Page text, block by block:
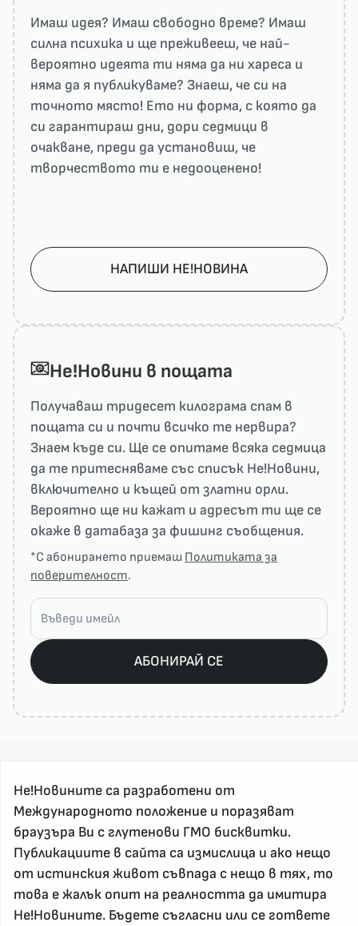
Имаш идея? Имаш свободно време? Имаш
силна психика и ще преживееш, че най-
вероятно идеята ти няма да ни харесa и
няма да я публикуваме? Знаеш, че си на
точното място! Ето ни форма, с която да
си гарантираш дни, дори седмици в
очакване, преди да установиш, че
творчеството ти е недооценено!
НАПИШИ НЕ!НОВИНА
He!Новини в пощата
Получаваш тридесет килограма спам в
пощата си и почти всичко те нервира?
Знаем къде си. Ще се опитаме всяка седмица
да те притесняваме със списък He!Новини,
включително и къщей от златни орли.
Вероятно ще ни кажат и адресът ти ще се
окаже в датабаза за фишинг съобщения.
*С абонирането приемаш Политиката за
поверителност.
АБОНИРАЙ СЕ
За реклама и връзка с нас, пишете на
nenovinite@gmail.com
Контакт
За нас
Не!Новините са разработени от
Международното положение и поразяват
браузъра Ви с глутенови ГМО бисквитки.
Публикациите в сайта са измислица и ако нещо
от истинския живот съвпада с нещо в тях, то
това е жалък опит на реалността да имитира
Не!Новините. Бъдете съгласни или се гответе